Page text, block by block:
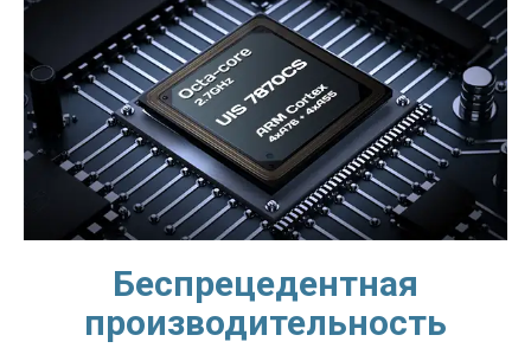
Беспрецедентная
производительность